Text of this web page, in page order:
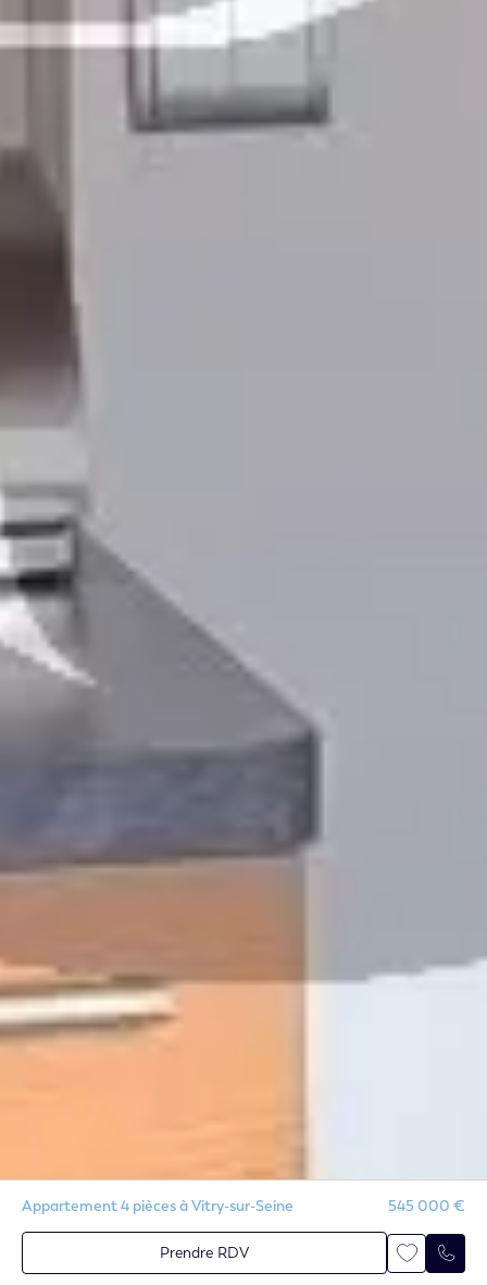
Appartement 4 pièces à Vitry-sur-Seine 545 000 €
Prendre RDV